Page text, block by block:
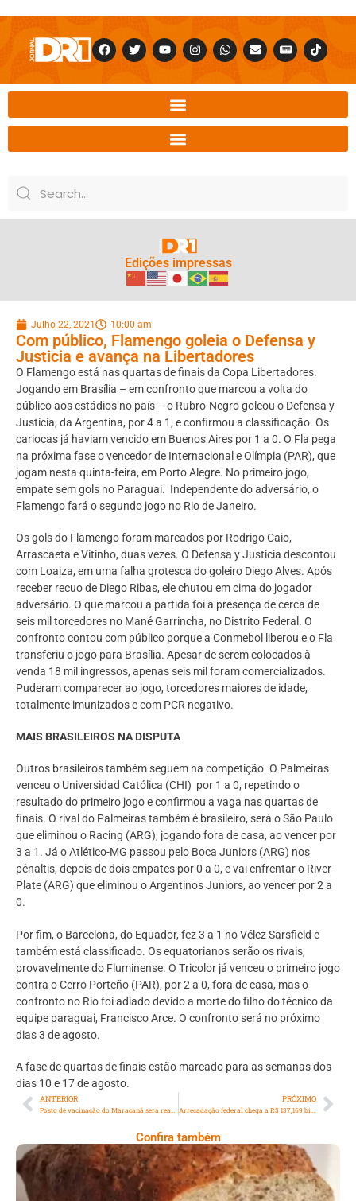
Edições impressas
Julho 22, 2021 10:00 am
Com público, Flamengo goleia o Defensa y
Justicia e avança na Libertadores
O Flamengo está nas quartas de finais da Copa Libertadores.
Jogando em Brasília – em confronto que marcou a volta do
público aos estádios no país – o Rubro-Negro goleou o Defensa y
Justicia, da Argentina, por 4 a 1, e confirmou a classificação. Os
cariocas já haviam vencido em Buenos Aires por 1 a 0. O Fla pega
na próxima fase o vencedor de Internacional e Olímpia (PAR), que
jogam nesta quinta-feira, em Porto Alegre. No primeiro jogo,
empate sem gols no Paraguai. Independente do adversário, o
Flamengo fará o segundo jogo no Rio de Janeiro.
Os gols do Flamengo foram marcados por Rodrigo Caio,
Arrascaeta e Vitinho, duas vezes. O Defensa y Justicia descontou
com Loaiza, em uma falha grotesca do goleiro Diego Alves. Após
receber recuo de Diego Ribas, ele chutou em cima do jogador
adversário. O que marcou a partida foi a presença de cerca de
seis mil torcedores no Mané Garrincha, no Distrito Federal. O
confronto contou com público porque a Conmebol liberou e o Fla
transferiu o jogo para Brasília. Apesar de serem colocados à
venda 18 mil ingressos, apenas seis mil foram comercializados.
Puderam comparecer ao jogo, torcedores maiores de idade,
totalmente imunizados e com PCR negativo.
MAIS BRASILEIROS NA DISPUTA
Outros brasileiros também seguem na competição. O Palmeiras
venceu o Universidad Católica (CHI) por 1 a 0, repetindo o
resultado do primeiro jogo e confirmou a vaga nas quartas de
finais. O rival do Palmeiras também é brasileiro, será o São Paulo
que eliminou o Racing (ARG), jogando fora de casa, ao vencer por
3 a 1. Já o Atlético-MG passou pelo Boca Juniors (ARG) nos
pênaltis, depois de dois empates por 0 a 0, e vai enfrentar o River
Plate (ARG) que eliminou o Argentinos Juniors, ao vencer por 2 a
0.
Por fim, o Barcelona, do Equador, fez 3 a 1 no Vélez Sarsfield e
também está classificado. Os equatorianos serão os rivais,
provavelmente do Fluminense. O Tricolor já venceu o primeiro jogo
contra o Cerro Porteño (PAR), por 2 a 0, fora de casa, mas o
confronto no Rio foi adiado devido a morte do filho do técnico da
equipe paraguai, Francisco Arce. O confronto será no próximo
dias 3 de agosto.
A fase de quartas de finais estão marcado para as semanas dos
dias 10 e 17 de agosto.
ANTERIOR PRÓXIMO
Confira também